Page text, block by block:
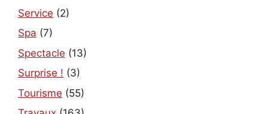
Service (2)
Spa (7)
Spectacle (13)
Surprise ! (3)
Tourisme (55)